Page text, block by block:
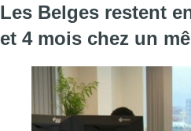
Les Belges restent
et 4 mois chez un